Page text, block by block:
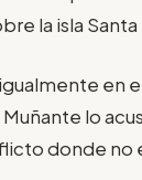
la isla Santa
en
lo
donde no